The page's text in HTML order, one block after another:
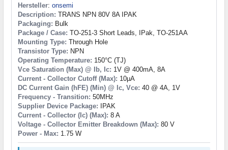
Hersteller: onsemi
Description: TRANS NPN 80V 8A IPAK
Packaging: Bulk
Package / Case: TO-251-3 Short Leads, IPak, TO-251AA
Mounting Type: Through Hole
Transistor Type: NPN
Operating Temperature: 150°C (TJ)
Vce Saturation (Max) @ Ib, Ic: 1V @ 400mA, 8A
Current - Collector Cutoff (Max): 10µA
DC Current Gain (hFE) (Min) @ Ic, Vce: 40 @ 4A, 1V
Frequency - Transition: 50MHz
Supplier Device Package: IPAK
Current - Collector (Ic) (Max): 8 A
Voltage - Collector Emitter Breakdown (Max): 80 V
Power - Max: 1.75 W